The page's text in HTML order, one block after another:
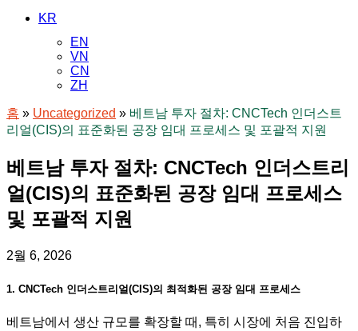
KR
EN
VN
CN
ZH
홈 » Uncategorized » 베트남 투자 절차: CNCTech 인더스트
리얼(CIS)의 표준화된 공장 임대 프로세스 및 포괄적 지원
베트남 투자 절차: CNCTech 인더스트리
얼(CIS)의 표준화된 공장 임대 프로세스
및 포괄적 지원
2월 6, 2026
1. CNCTech 인더스트리얼(CIS)의 최적화된 공장 임대 프로세스
베트남에서 생산 규모를 확장할 때, 특히 시장에 처음 진입하